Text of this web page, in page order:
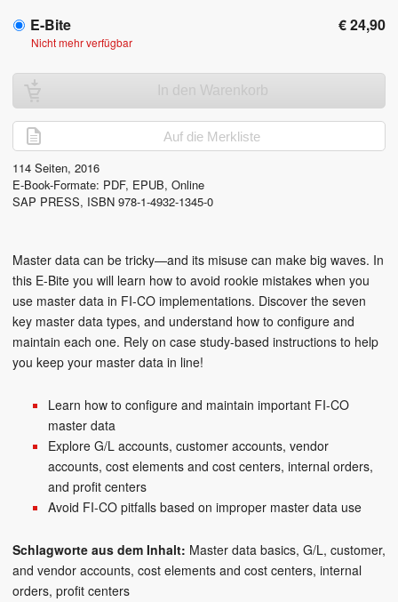
E-Bite € 24,90
Nicht mehr verfügbar
In den Warenkorb
Auf die Merkliste
114 Seiten, 2016
E-Book-Formate: PDF, EPUB, Online
SAP PRESS, ISBN 978-1-4932-1345-0
Master data can be tricky—and its misuse can make big waves. In
this E-Bite you will learn how to avoid rookie mistakes when you
use master data in FI-CO implementations. Discover the seven
key master data types, and understand how to configure and
maintain each one. Rely on case study-based instructions to help
you keep your master data in line!
Learn how to configure and maintain important FI-CO
master data
Explore G/L accounts, customer accounts, vendor
accounts, cost elements and cost centers, internal orders,
and profit centers
Avoid FI-CO pitfalls based on improper master data use
Schlagworte aus dem Inhalt: Master data basics G/L, customer,
and vendor accounts cost elements and cost centers internal
orders profit centers